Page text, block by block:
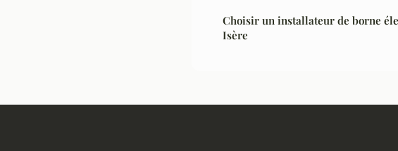
Choisir un installateur de borne
Isère